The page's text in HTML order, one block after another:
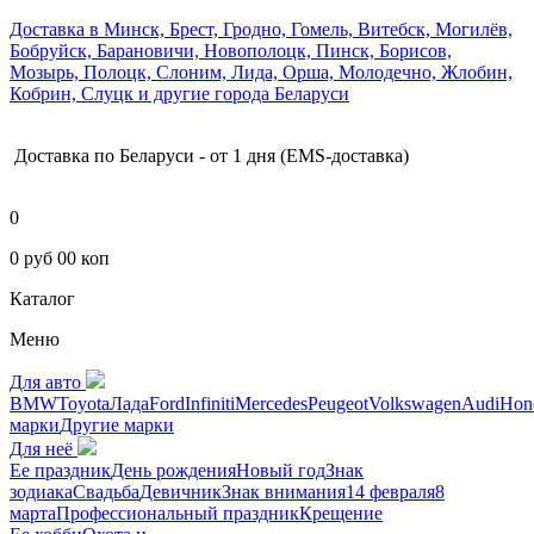
Доставка в Минск, Брест, Гродно, Гомель, Витебск, Могилёв,
Бобруйск, Барановичи, Новополоцк, Пинск, Борисов,
Мозырь, Полоцк, Слоним, Лида, Орша, Молодечно, Жлобин,
Кобрин, Слуцк и другие города Беларуси
Доставка по Беларуси - от 1 дня (EMS-доставка)
0
0 руб 00 коп
Каталог
Меню
Для авто
BMWToyotaЛадаFordInfinitiMercedesPeugeotVolkswagenAudi
маркиДругие марки
Для неё
Ее праздникДень рожденияНовый годЗнак
зодиакаСвадьбаДевичникЗнак внимания14 февраля8
мартаПрофессиональный праздникКрещение